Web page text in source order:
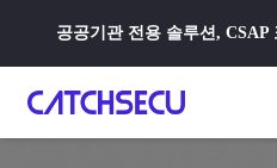
공공기관 전용 솔루션, CSAP